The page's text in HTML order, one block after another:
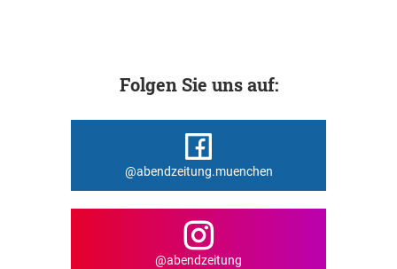
Folgen Sie uns auf:
@abendzeitung.muenchen
@abendzeitung